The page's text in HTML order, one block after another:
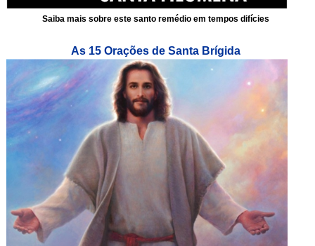
Saiba mais sobre este santo remédio em tempos difícies
As 15 Orações de Santa Brígida